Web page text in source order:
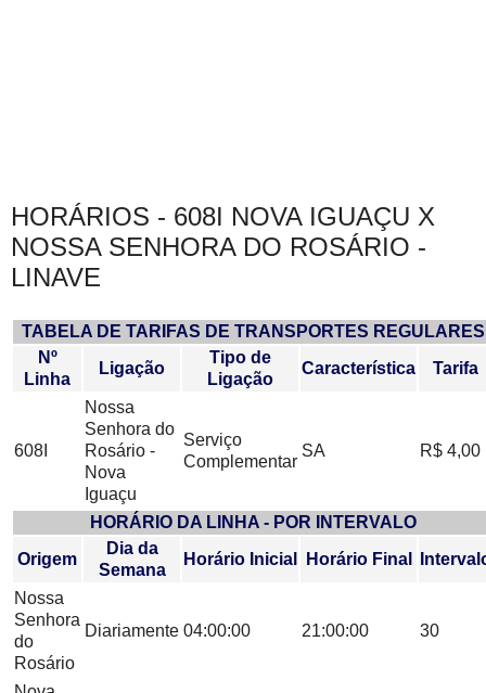
HORÁRIOS - 608I NOVA IGUAÇU X
NOSSA SENHORA DO ROSÁRIO -
LINAVE
TABELA DE TARIFAS DE TRANSPORTES REGULARES
Nº
Linha
Ligação
Tipo de
Ligação
Característica Tarifa
608I
Nossa
Senhora do
Rosário -
Nova
Iguaçu
Serviço
Complementar
SA R$ 4,00
HORÁRIO DA LINHA - POR INTERVALO
Origem
Dia da
Semana
Horário Inicial Horário Final
Nossa
Senhora
do
Rosário
Diariamente 04:00:00 21:00:00 30